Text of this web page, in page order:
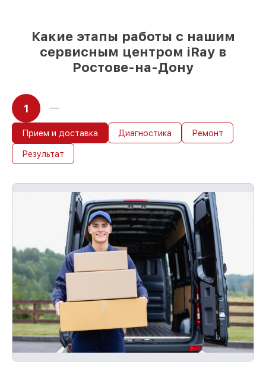
Какие этапы работы с нашим
сервисным центром iRay в
Ростове-на-Дону
1
Прием и доставка Диагностика Ремонт
Результат